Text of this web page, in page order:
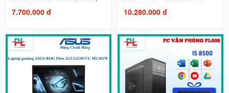
7.700.000 đ 10.280.000 đ